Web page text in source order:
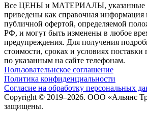
Все ЦЕНЫ и МАТЕРИАЛЫ, указанные
приведены как справочная информация
публичной офертой, определяемой
РФ, и могут быть изменены в любое
предупреждения. Для получения
стоимости, сроках и условиях поставки
по указанным на сайте телефонам.
Пользовательнское соглашение
Политика конфиденциальности
Согласие на обработку персональных
Copyright © 2019–2026. ООО «Альянс
защищены.